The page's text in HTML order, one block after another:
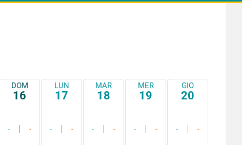
DOM
16
- -
LUN
17
- -
MAR
18
- -
MER
19
- -
GIO
20
- -